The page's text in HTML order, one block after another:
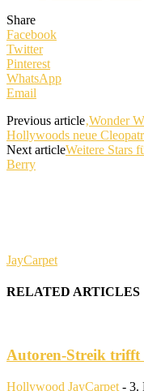
Share
Facebook
Twitter
Pinterest
WhatsApp
Email
Previous article‚Wonder
Hollywoods neue
Next articleWeitere Stars
Berry
JayCarpet
RELATED ARTICLES
Autoren-Streik trifft
Hollywood JayCarpet - 3.